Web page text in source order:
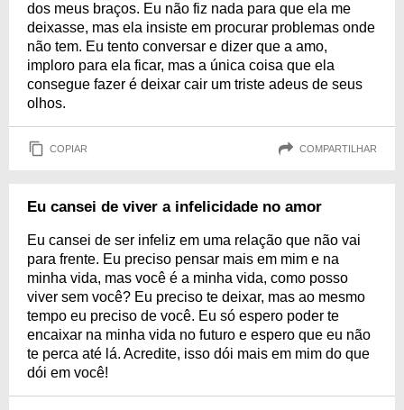
dos meus braços. Eu não fiz nada para que ela me
deixasse, mas ela insiste em procurar problemas onde
não tem. Eu tento conversar e dizer que a amo,
imploro para ela ficar, mas a única coisa que ela
consegue fazer é deixar cair um triste adeus de seus
olhos.
COPIAR COMPARTILHAR
Eu cansei de viver a infelicidade no amor
Eu cansei de ser infeliz em uma relação que não vai
para frente. Eu preciso pensar mais em mim e na
minha vida, mas você é a minha vida, como posso
viver sem você? Eu preciso te deixar, mas ao mesmo
tempo eu preciso de você. Eu só espero poder te
encaixar na minha vida no futuro e espero que eu não
te perca até lá. Acredite, isso dói mais em mim do que
dói em você!